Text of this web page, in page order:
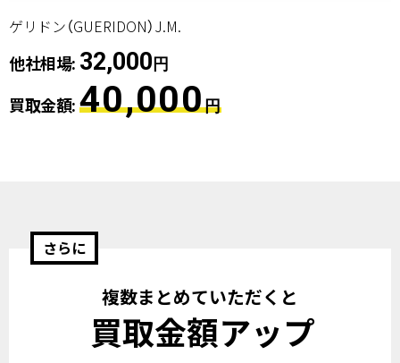
ゲリドン（GUERIDON）J.M.
他社相場: 32,000円
買取金額:40,000円
さらに
複数まとめていただくと
買取金額アップ